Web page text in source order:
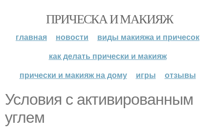
ПРИЧЕСКА И МАКИЯЖ
главная новости
виды макияжа и причесок
как делать прически и макияж
прически и макияж на дому
игры отзывы
Условия с активированным
углем